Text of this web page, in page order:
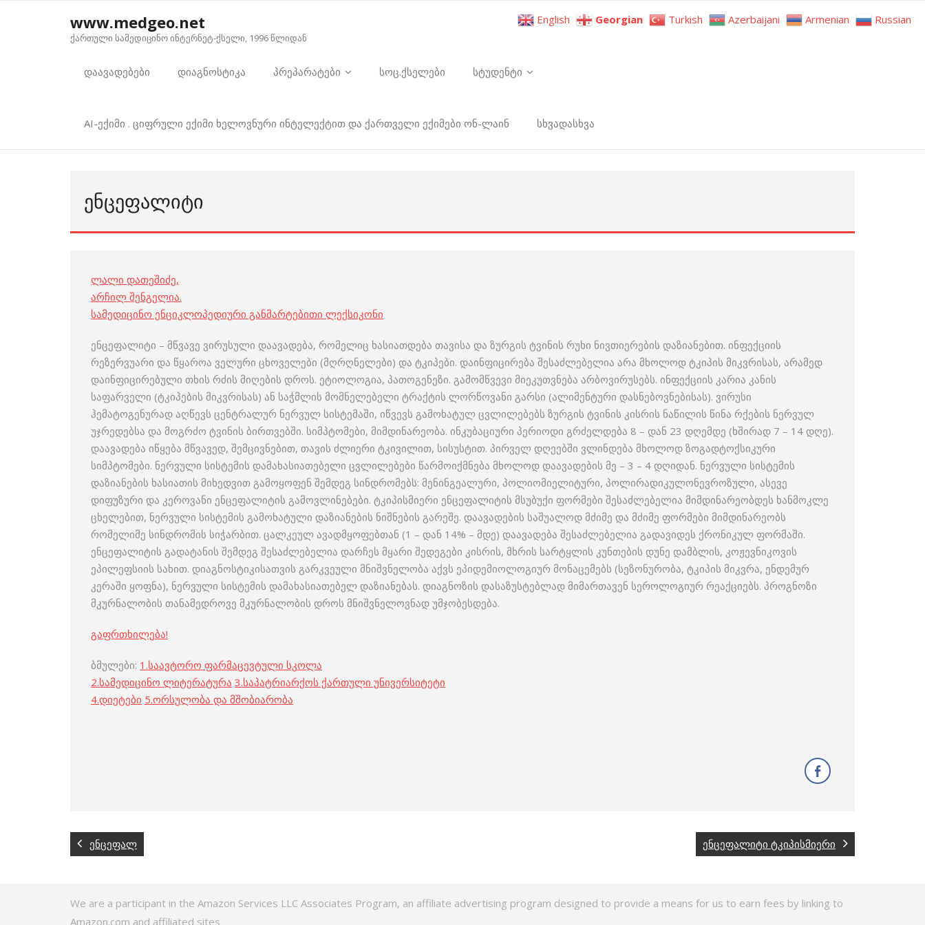
www.medgeo.net
ქართული სამედიცინო ინტერნეტ-ქსელი, 1996 წლიდან
დაავადებები დიაგნოსტიკა პრეპარატები სოც.ქსელები სტუდენტი
AI-ექიმი . ციფრული ექიმი ხელოვნური ინტელექტით და ქართველი ექიმები ონ-ლაინ სხვადასხვა
ᲔᲜᲪᲔᲤᲐᲚᲘᲢᲘ
ლალი დათეშიძე,
არჩილ შენგელია.
სამედიცინო ენციკლოპედიური განმარტებითი ლექსიკონი
ენცეფალიტი – მწვავე ვირუსული დაავადება, რომელიც ხასიათდება თავისა და ზურგის ტვინის რუხი ნივთიერების დაზიანებით. ინფექციის
რეზერვუარი და წყაროა ველური ცხოველები (მღრღნელები) და ტკიპები. დაინფიცირება შესაძლებელია არა მხოლოდ ტკიპის მიკვრისას, არამედ
დაინფიცირებული თხის რძის მიღების დროს. ეტიოლოგია, პათოგენეზი. გამომწვევი მიეკუთვნება არბოვირუსებს. ინფექციის კარია კანის
საფარველი (ტკიპების მიკვრისას) ან საჭმლის მომნელებელი ტრაქტის ლორწოვანი გარსი (ალიმენტური დასნებოვნებისას). ვირუსი
ჰემატოგენურად აღწევს ცენტრალურ ნერვულ სისტემაში, იწვევს გამოხატულ ცვლილებებს ზურგის ტვინის კისრის ნაწილის წინა რქების ნერვულ
უჯრედებსა და მოგრძო ტვინის ბირთვებში. სიმპტომები, მიმდინარეობა. ინკუბაციური პერიოდი გრძელდება 8 – დან 23 დღემდე (ხშირად 7 – 14 დღე).
დაავადება იწყება მწვავედ, შემცივნებით, თავის ძლიერი ტკივილით, სისუსტით. პირველ დღეებში ვლინდება მხოლოდ ზოგადტოქსიკური
სიმპტომები. ნერვული სისტემის დამახასიათებელი ცვლილებები წარმოიქმნება მხოლოდ დაავადების მე – 3 – 4 დღიდან. ნერვული სისტემის
დაზიანების ხასიათის მიხედვით გამოყოფენ შემდეგ სინდრომებს: მენინგეალური, პოლიომიელიტური, პოლირადიკულონევროზული, ასევე
დიფუზური და კეროვანი ენცეფალიტის გამოვლინებები. ტკიპისმიერი ენცეფალიტის მსუბუქი ფორმები შესაძლებელია მიმდინარეობდეს ხანმოკლე
ცხელებით, ნერვული სისტემის გამოხატული დაზიანების ნიშნების გარეშე. დაავადების საშუალოდ მძიმე და მძიმე ფორმები მიმდინარეობს
რომელიმე სინდრომის სიჭარბით. ცალკეულ ავადმყოფებთან (1 – დან 14% – მდე) დაავადება შესაძლებელია გადავიდეს ქრონიკულ ფორმაში.
ენცეფალიტის გადატანის შემდეგ შესაძლებელია დარჩეს მყარი შედეგები კისრის, მხრის სარტყლის კუნთების დუნე დამბლის, კოჟევნიკოვის
ეპილეფსიის სახით. დიაგნოსტიკისათვის გარკვეული მნიშვნელობა აქვს ეპიდემიოლოგიურ მონაცემებს (სეზონურობა, ტკიპის მიკვრა, ენდემურ
კერაში ყოფნა), ნერვული სისტემის დამახასიათებელ დაზიანებას. დიაგნოზის დასაზუსტებლად მიმართავენ სეროლოგიურ რეაქციებს. პროგნოზი
მკურნალობის თანამედროვე მკურნალობის დროს მნიშვნელოვნად უმჯობესდება.
გაფრთხილება!
ბმულები: 1.საავტორო ფარმაცევტული სკოლა
2.სამედიცინო ლიტერატურა 3.საპატრიარქოს ქართული უნივერსიტეტი
4.დიეტები 5.ორსულობა და მშობიარობა
ენცეფალ ენცეფალიტი ტკიპისმიერი
We are a participant in the Amazon Services LLC Associates Program, an affiliate advertising program designed to provide a means for us to earn fees by linking to
Amazon.com and affiliated sites
English Georgian Turkish Azerbaijani Armenian Russian